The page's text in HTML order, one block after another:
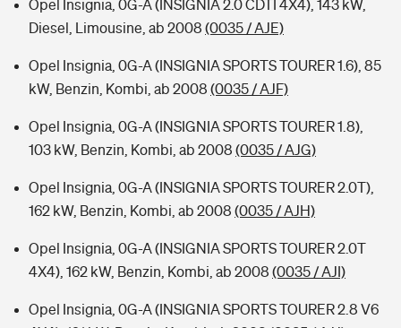
Opel Insignia, 0G-A (INSIGNIA 2.0 CDTI 4X4), 143 kW,
Diesel, Limousine, ab 2008 (0035 / AJE)
Opel Insignia, 0G-A (INSIGNIA SPORTS TOURER 1.6), 85
kW, Benzin, Kombi, ab 2008 (0035 / AJF)
Opel Insignia, 0G-A (INSIGNIA SPORTS TOURER 1.8),
103 kW, Benzin, Kombi, ab 2008 (0035 / AJG)
Opel Insignia, 0G-A (INSIGNIA SPORTS TOURER 2.0T),
162 kW, Benzin, Kombi, ab 2008 (0035 / AJH)
Opel Insignia, 0G-A (INSIGNIA SPORTS TOURER 2.0T
4X4), 162 kW, Benzin, Kombi, ab 2008 (0035 / AJI)
Opel Insignia, 0G-A (INSIGNIA SPORTS TOURER 2.8 V6